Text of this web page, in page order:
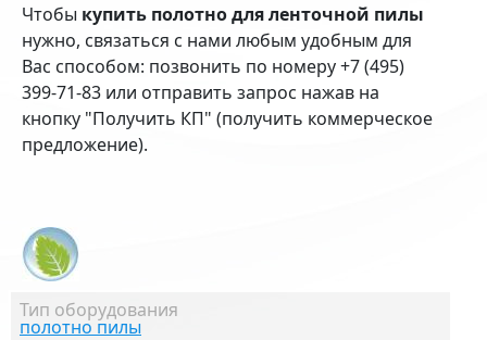
Тип оборудования
полотно пилы
Чтобы купить полотно для ленточной пилы
нужно, связаться с нами любым удобным для
Вас способом: позвонить по номеру +7 (495)
399-71-83 или отправить запрос нажав на
кнопку "Получить КП" (получить коммерческое
предложение).